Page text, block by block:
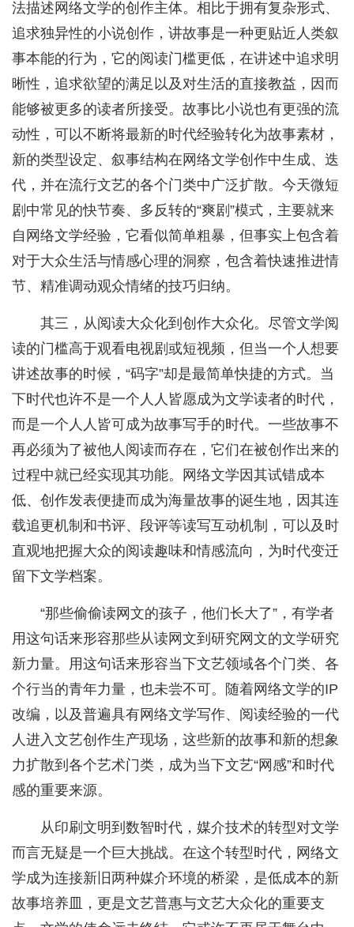
法描述网络文学的创作主体。相比于拥有复杂形式、
追求独异性的小说创作，讲故事是一种更贴近人类叙
事本能的行为，它的阅读门槛更低，在讲述中追求明
晰性，追求欲望的满足以及对生活的直接教益，因而
能够被更多的读者所接受。故事比小说也有更强的流
动性，可以不断将最新的时代经验转化为故事素材，
新的类型设定、叙事结构在网络文学创作中生成、迭
代，并在流行文艺的各个门类中广泛扩散。今天微短
剧中常见的快节奏、多反转的“爽剧”模式，主要就来
自网络文学经验，它看似简单粗暴，但事实上包含着
对于大众生活与情感心理的洞察，包含着快速推进情
节、精准调动观众情绪的技巧归纳。
其三，从阅读大众化到创作大众化。尽管文学阅
读的门槛高于观看电视剧或短视频，但当一个人想要
讲述故事的时候，“码字”却是最简单快捷的方式。当
下时代也许不是一个人人皆愿成为文学读者的时代，
而是一个人人皆可成为故事写手的时代。一些故事不
再必须为了被他人阅读而存在，它们在被创作出来的
过程中就已经实现其功能。网络文学因其试错成本
低、创作发表便捷而成为海量故事的诞生地，因其连
载追更机制和书评、段评等读写互动机制，可以及时
直观地把握大众的阅读趣味和情感流向，为时代变迁
留下文学档案。
“那些偷偷读网文的孩子，他们长大了”，有学者
用这句话来形容那些从读网文到研究网文的文学研究
新力量。用这句话来形容当下文艺领域各个门类、各
个行当的青年力量，也未尝不可。随着网络文学的IP
改编，以及普遍具有网络文学写作、阅读经验的一代
人进入文艺创作生产现场，这些新的故事和新的想象
力扩散到各个艺术门类，成为当下文艺“网感”和时代
感的重要来源。
从印刷文明到数智时代，媒介技术的转型对文学
而言无疑是一个巨大挑战。在这个转型时代，网络文
学成为连接新旧两种媒介环境的桥梁，是低成本的新
故事培养皿，更是文艺普惠与文艺大众化的重要支